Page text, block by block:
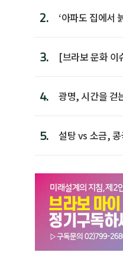
2.
‘아파도 집에서
3.
[브라보 문화 이
4. 광명, 시간을 걷
5. 설탕 vs 소금,